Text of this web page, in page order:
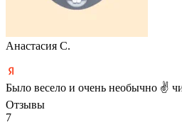
Анастасия С.
Было весело и очень необычно ✌
Отзывы
7